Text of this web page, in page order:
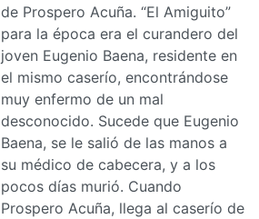
de Prospero Acuña. “El Amiguito”
para la época era el curandero del
joven Eugenio Baena, residente en
el mismo caserío, encontrándose
muy enfermo de un mal
desconocido. Sucede que Eugenio
Baena, se le salió de las manos a
su médico de cabecera, y a los
pocos días murió. Cuando
Prospero Acuña, llega al caserío de